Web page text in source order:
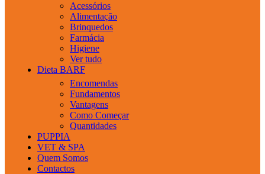
Acessórios
Alimentação
Brinquedos
Farmácia
Higiene
Ver tudo
Dieta BARF
Encomendas
Fundamentos
Vantagens
Como Começar
Quantidades
PUPPIA
VET & SPA
Quem Somos
Contactos